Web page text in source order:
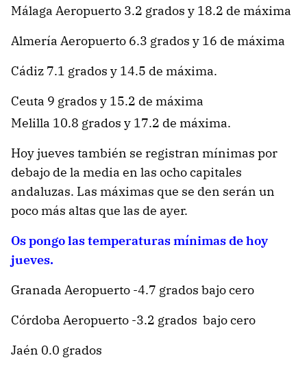
Málaga Aeropuerto 3.2 grados y 18.2 de máxima
Almería Aeropuerto 6.3 grados y 16 de máxima
Cádiz 7.1 grados y 14.5 de máxima.
Ceuta 9 grados y 15.2 de máxima
Melilla 10.8 grados y 17.2 de máxima.
Hoy jueves también se registran mínimas por
debajo de la media en las ocho capitales
andaluzas. Las máximas que se den serán un
poco más altas que las de ayer.
Os pongo las temperaturas mínimas de hoy
jueves.
Granada Aeropuerto -4.7 grados bajo cero
Córdoba Aeropuerto -3.2 grados bajo cero
Jaén 0.0 grados